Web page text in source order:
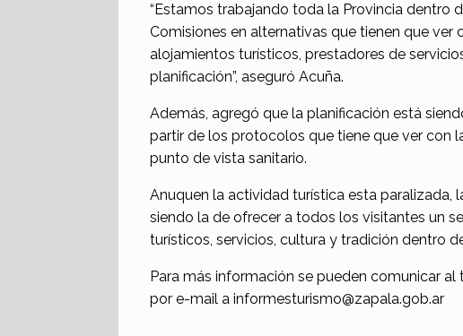
“Estamos trabajando toda la Provincia dentro
Comisiones en alternativas que tienen que
alojamientos turísticos, prestadores de
planificación”, aseguró Acuña.
Además, agregó que la planificación está
partir de los protocolos que tiene que ver con
punto de vista sanitario.
Anuquen la actividad turística esta paralizada,
siendo la de ofrecer a todos los visitantes un
turísticos, servicios, cultura y tradición dentro
Para más información se pueden comunicar
por e-mail a informesturismo@zapala.gob.ar